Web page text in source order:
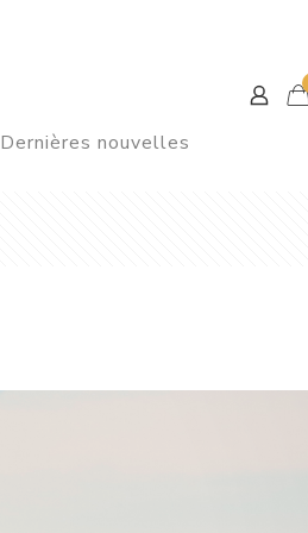
Dernières nouvelles